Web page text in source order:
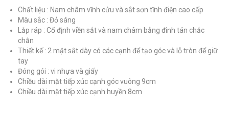
Chất liệu : Nam châm vĩnh cửu và sắt sơn tĩnh điện cao cấp
Màu sắc : Đỏ sáng
Lắp ráp : Cố định viền sắt và nam châm bằng đinh tán chắc
chắn
Thiết kế : 2 mặt sắt dày có các cạnh để tạo góc và lỗ tròn để giữ
tay
Đóng gói : vi nhựa và giấy
Chiều dài mặt tiếp xúc cạnh góc vuông 9cm
Chiều dài mặt tiếp xúc cạnh huyền 8cm